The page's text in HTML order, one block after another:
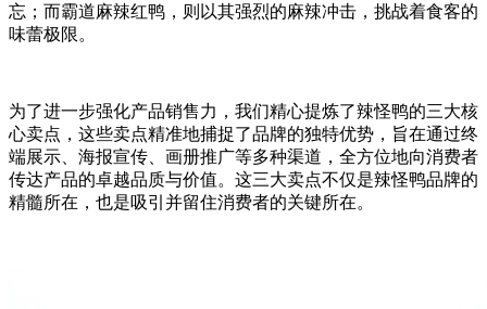
忘；而霸道麻辣红鸭，则以其强烈的麻辣冲击，挑战着食客的
味蕾极限。
为了进一步强化产品销售力，我们精心提炼了辣怪鸭的三大核
心卖点，这些卖点精准地捕捉了品牌的独特优势，旨在通过终
端展示、海报宣传、画册推广等多种渠道，全方位地向消费者
传达产品的卓越品质与价值。这三大卖点不仅是辣怪鸭品牌的
精髓所在，也是吸引并留住消费者的关键所在。